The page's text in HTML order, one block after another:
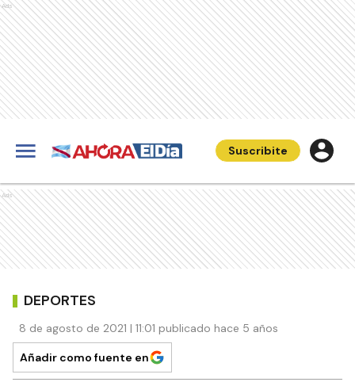
Ads
Suscribite
Ads
DEPORTES
8 de agosto de 2021 | 11:01 publicado hace 5 años
Añadir como fuente en